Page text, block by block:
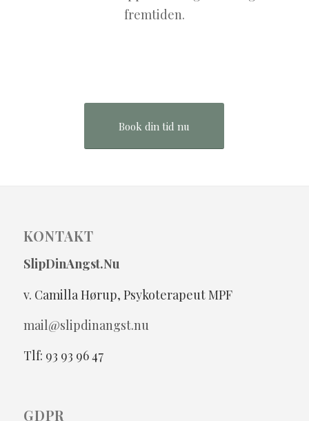
fremtiden.
Book din tid nu
KONTAKT
SlipDinAngst.Nu
v. Camilla Hørup, Psykoterapeut MPF
mail@slipdinangst.nu
Tlf: 93 93 96 47
GDPR